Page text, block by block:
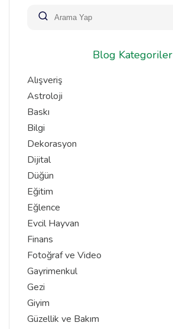
Blog Kategoriler
Alışveriş
Astroloji
Baskı
Bilgi
Dekorasyon
Dijital
Düğün
Eğitim
Eğlence
Evcil Hayvan
Finans
Fotoğraf ve Video
Gayrimenkul
Gezi
Giyim
Güzellik ve Bakım